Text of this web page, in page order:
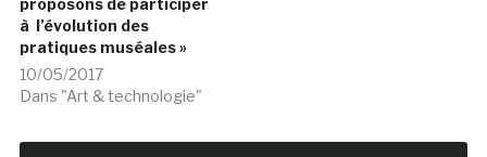
à l’évolution des
pratiques muséales »
10/05/2017
Dans "Art & technologie"